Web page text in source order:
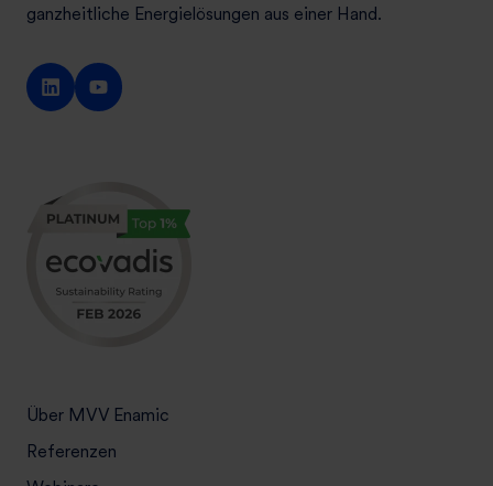
ganzheitliche Energielösungen aus einer Hand.
Über MVV Enamic
Referenzen